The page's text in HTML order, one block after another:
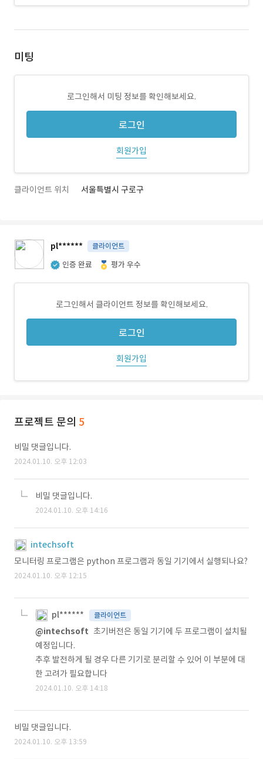
미팅
로그인해서 미팅 정보를 확인해보세요.
로그인
회원가입
클라이언트 위치 서울특별시 구로구
pl****** 클라이언트
인증 완료 평가 우수
로그인해서 클라이언트 정보를 확인해보세요.
로그인
회원가입
프로젝트 문의 5
비밀 댓글입니다.
2024.01.10. 오후 12:03
비밀 댓글입니다.
2024.01.10. 오후 14:16
intechsoft
모니터링 프로그램은 python 프로그램과 동일 기기에서 실행되나요?
2024.01.10. 오후 12:15
pl****** 클라이언트
@intechsoft 초기버전은 동일 기기에 두 프로그램이 설치될
예정입니다.
추후 발전하게 될 경우 다른 기기로 분리할 수 있어 이 부분에 대
한 고려가 필요합니다
2024.01.10. 오후 14:18
비밀 댓글입니다.
2024.01.10. 오후 13:59